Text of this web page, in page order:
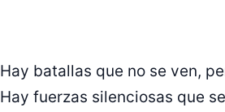
Hay batallas que no se ven,
Hay fuerzas silenciosas que